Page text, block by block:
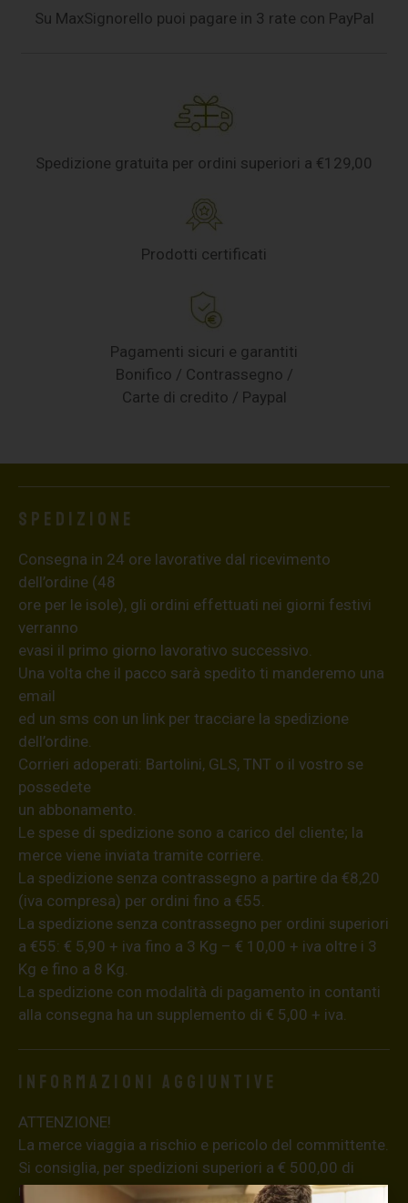
Su MaxSignorello puoi pagare in 3 rate con PayPal
Spedizione gratuita per ordini superiori a €129,00
Prodotti certificati
Pagamenti sicuri e garantiti
Bonifico / Contrassegno /
Carte di credito / Paypal
Spedizione
Consegna in 24 ore lavorative dal ricevimento
dell’ordine (48
ore per le isole), gli ordini effettuati nei giorni festivi
verranno
evasi il primo giorno lavorativo successivo.
Una volta che il pacco sarà spedito ti manderemo una
email
ed un sms con un link per tracciare la spedizione
dell’ordine.
Corrieri adoperati: Bartolini, GLS, TNT o il vostro se
possedete
un abbonamento.
Le spese di spedizione sono a carico del cliente; la
merce viene inviata tramite corriere.
La spedizione senza contrassegno a partire da €8,20
(iva compresa) per ordini fino a €55.
La spedizione senza contrassegno per ordini superiori
a €55: € 5,90 + iva fino a 3 Kg – € 10,00 + iva oltre i 3
Kg e fino a 8 Kg.
La spedizione con modalità di pagamento in contanti
alla consegna ha un supplemento di € 5,00 + iva.
Informazioni aggiuntive
ATTENZIONE!
La merce viaggia a rischio e pericolo del committente.
Si consiglia, per spedizioni superiori a € 500,00 di
richiedere l’invio della merce con assicurazione (in